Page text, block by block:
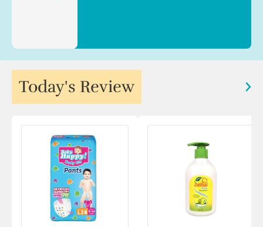
Today's Review